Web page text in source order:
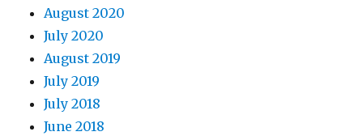
August 2020
July 2020
August 2019
July 2019
July 2018
June 2018